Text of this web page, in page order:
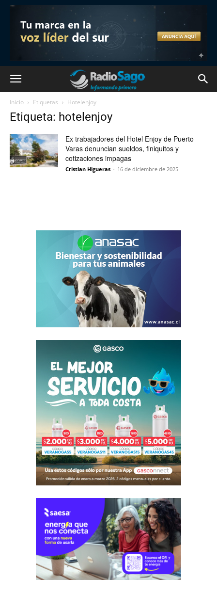
Inicio Etiquetas Hotelenjoy
Etiqueta: hotelenjoy
Ex trabajadores del Hotel Enjoy de Puerto
Varas denuncian sueldos, finiquitos y
cotizaciones impagas
Cristian Higueras - 16 de diciembre de 2025